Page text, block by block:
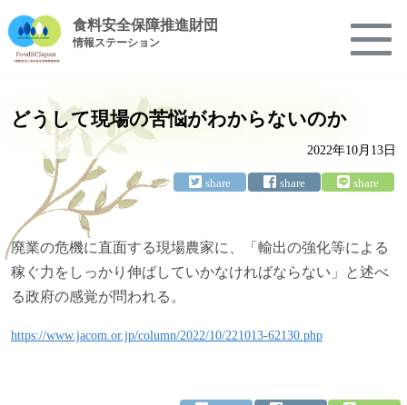
食料安全保障推進財団
情報ステーション
どうして現場の苦悩がわからないのか
2022年10月13日
廃業の危機に直面する現場農家に、「輸出の強化等による
稼ぐ力をしっかり伸ばしていかなければならない」と述べ
る政府の感覚が問われる。
https://www.jacom.or.jp/column/2022/10/221013-62130.php